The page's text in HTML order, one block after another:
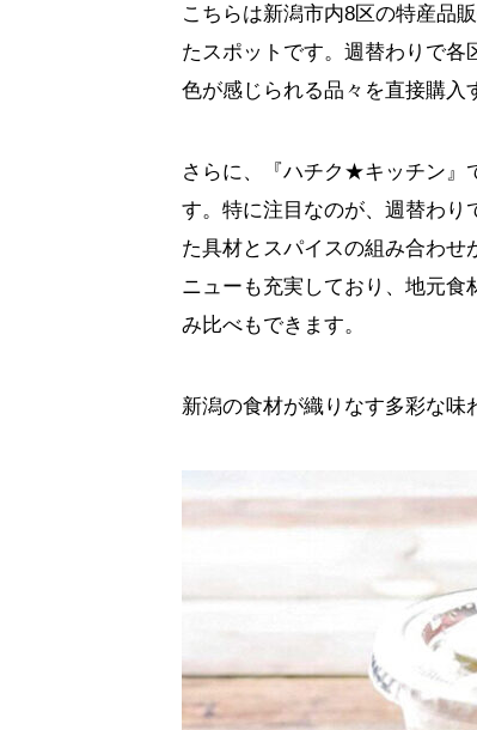
こちらは新潟市内8区の特産品
たスポットです。週替わりで
色が感じられる品々を直接購入
さらに、『ハチク★キッチン』
す。特に注目なのが、週替わり
た具材とスパイスの組み合わせ
ニューも充実しており、地元食
み比べもできます。
新潟の食材が織りなす多彩な味